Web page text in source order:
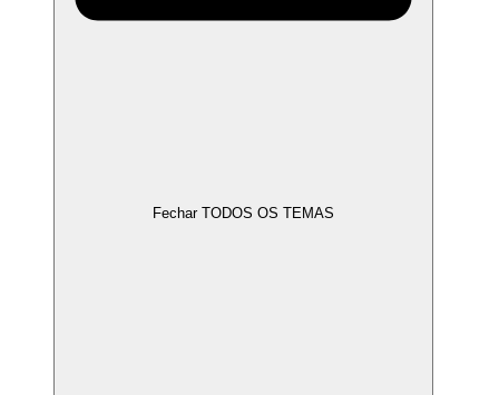
Fechar TODOS OS TEMAS